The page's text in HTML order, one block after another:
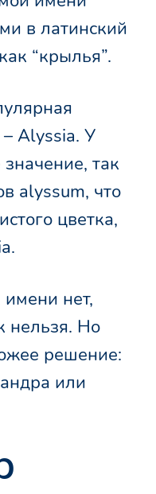
в латинский
“крылья”.
Alyssia. У
так
alyssum, что
цветка,
нет,
нельзя. Но
решение:
или